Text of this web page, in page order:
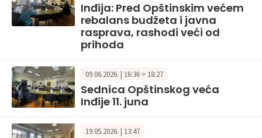
Inđija: Pred Opštinskim većem
rebalans budžeta i javna
rasprava, rashodi veći od
prihoda
09.06.2026. | 16:36 > 18:27
Sednica Opštinskog veća
Inđije 11. juna
19.05.2026. | 13:47